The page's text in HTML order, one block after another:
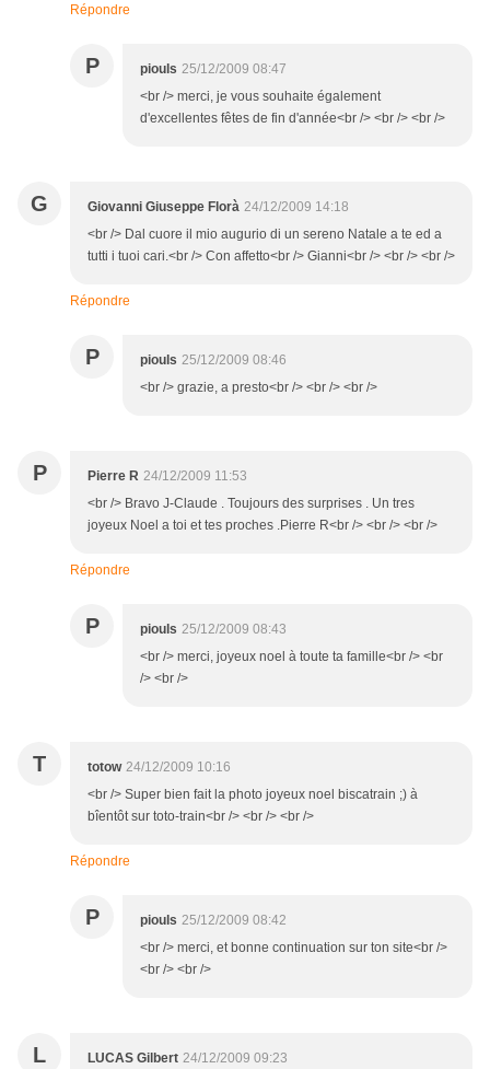
Répondre
P piouls 25/12/2009 08:47
<br /> merci, je vous souhaite également
d'excellentes fêtes de fin d'année<br /> <br /> <br />
G Giovanni Giuseppe Florà 24/12/2009 14:18
<br /> Dal cuore il mio augurio di un sereno Natale a te ed a
tutti i tuoi cari.<br /> Con affetto<br /> Gianni<br /> <br /> <br />
Répondre
P piouls 25/12/2009 08:46
<br /> grazie, a presto<br /> <br /> <br />
P Pierre R 24/12/2009 11:53
<br /> Bravo J-Claude . Toujours des surprises . Un tres
joyeux Noel a toi et tes proches .Pierre R<br /> <br /> <br />
Répondre
P piouls 25/12/2009 08:43
<br /> merci, joyeux noel à toute ta famille<br /> <br
/> <br />
T totow 24/12/2009 10:16
<br /> Super bien fait la photo joyeux noel biscatrain ;) à
bîentôt sur toto-train<br /> <br /> <br />
Répondre
P piouls 25/12/2009 08:42
<br /> merci, et bonne continuation sur ton site<br />
<br /> <br />
L LUCAS Gilbert 24/12/2009 09:23